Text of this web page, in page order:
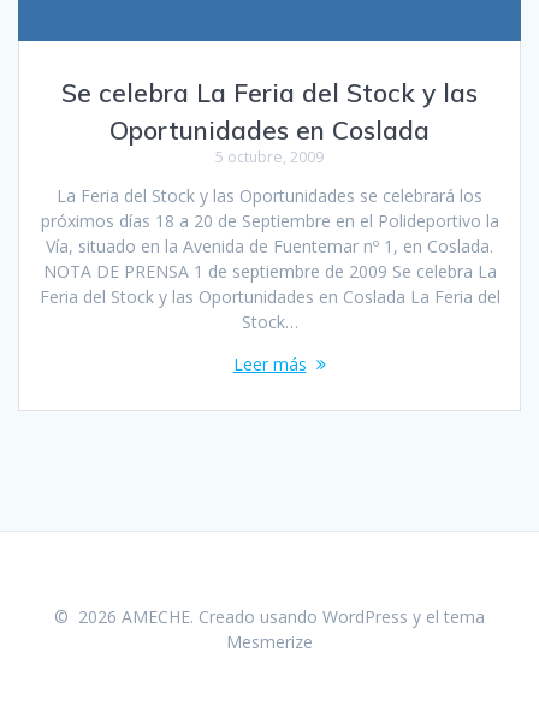
Se celebra La Feria del Stock y las
Oportunidades en Coslada
5 octubre, 2009
La Feria del Stock y las Oportunidades se celebrará los
próximos días 18 a 20 de Septiembre en el Polideportivo la
Vía, situado en la Avenida de Fuentemar nº 1, en Coslada.
NOTA DE PRENSA 1 de septiembre de 2009 Se celebra La
Feria del Stock y las Oportunidades en Coslada La Feria del
Stock…
Leer más
© 2026 AMECHE. Creado usando WordPress y el tema
Mesmerize